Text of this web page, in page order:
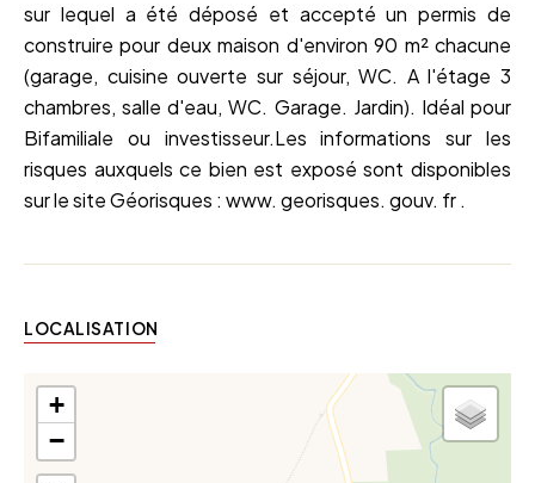
sur lequel a été déposé et accepté un permis de
construire pour deux maison d'environ 90 m² chacune
(garage, cuisine ouverte sur séjour, WC. A l'étage 3
chambres, salle d'eau, WC. Garage. Jardin). Idéal pour
Bifamiliale ou investisseur.Les informations sur les
risques auxquels ce bien est exposé sont disponibles
sur le site Géorisques : www. georisques. gouv. fr .
LOCALISATION
+
−